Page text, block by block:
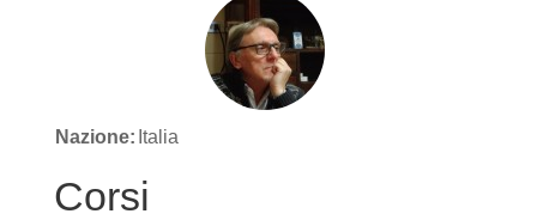
Nazione: Italia
Corsi